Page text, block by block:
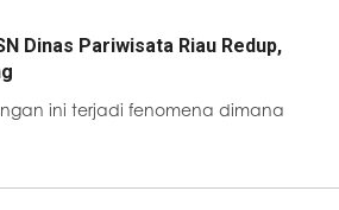
Dinas Pariwisata Riau Redup,
ini terjadi fenomena dimana